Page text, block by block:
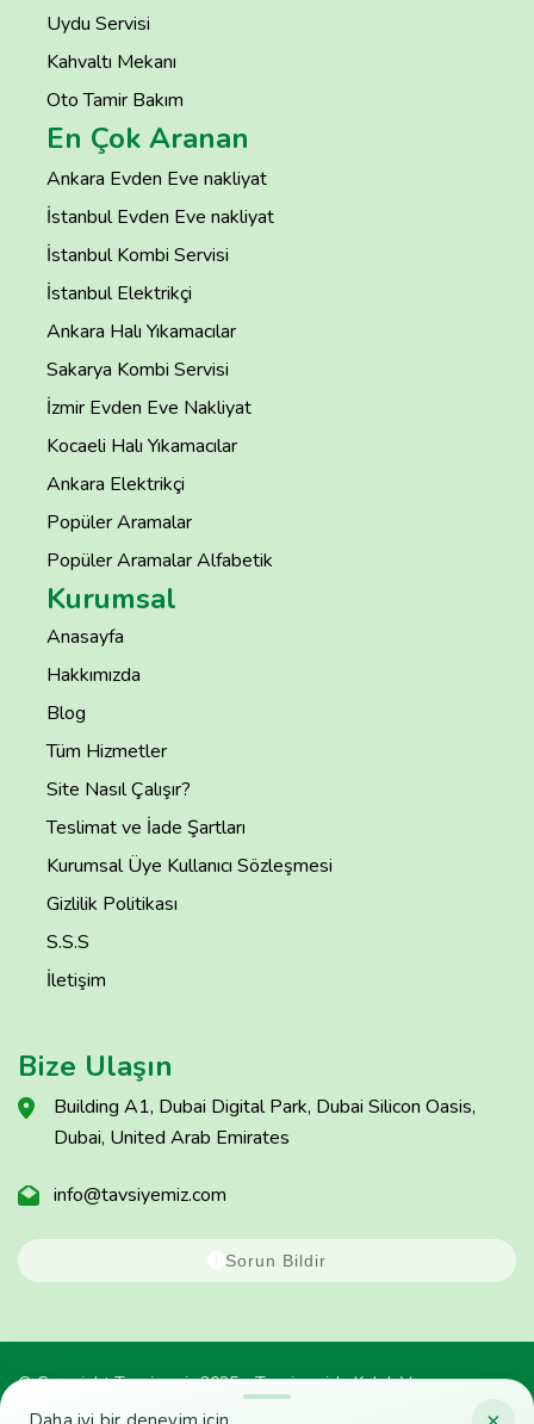
Uydu Servisi
Kahvaltı Mekanı
Oto Tamir Bakım
En Çok Aranan
Ankara Evden Eve nakliyat
İstanbul Evden Eve nakliyat
İstanbul Kombi Servisi
İstanbul Elektrikçi
Ankara Halı Yıkamacılar
Sakarya Kombi Servisi
İzmir Evden Eve Nakliyat
Kocaeli Halı Yıkamacılar
Ankara Elektrikçi
Popüler Aramalar
Popüler Aramalar Alfabetik
Kurumsal
Anasayfa
Hakkımızda
Blog
Tüm Hizmetler
Site Nasıl Çalışır?
Teslimat ve İade Şartları
Kurumsal Üye Kullanıcı Sözleşmesi
Gizlilik Politikası
S.S.S
İletişim
Bize Ulaşın
Building A1, Dubai Digital Park, Dubai Silicon Oasis,
Dubai, United Arab Emirates
info@tavsiyemiz.com
Sorun Bildir
© Copyright Tavsiyemiz 2025 - Tavsiyemiz'e Kulak Ver